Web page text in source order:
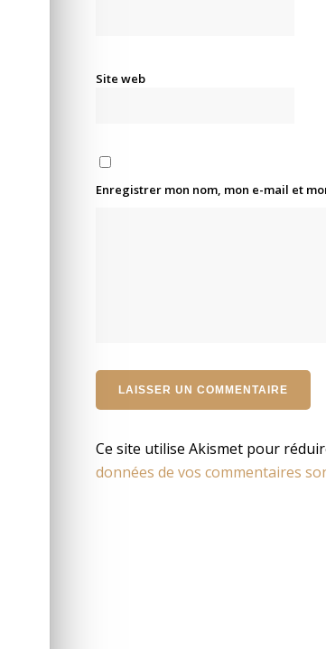
Site web
Enregistrer mon nom, mon e-mail et
Ce site utilise Akismet pour
données de vos commentaires